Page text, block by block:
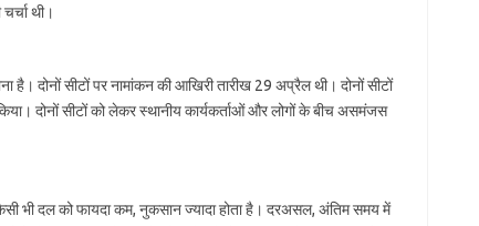
थी।
दोनों सीटों पर नामांकन की आखिरी तारीख 29 अप्रैल थी। दोनों सीटों
दोनों सीटों को लेकर स्थानीय कार्यकर्ताओं और लोगों के बीच असमंजस
भी दल को फायदा कम, नुकसान ज्यादा होता है। दरअसल, अंतिम समय में